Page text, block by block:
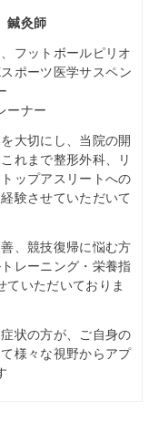
鍼灸師
フットボールピリオ
ポーツ医学サスペン
ーナー
大切にし、当院の開
れまで整形外科、リ
ップアスリートへの
験させていただいて
、競技復帰に悩む方
レーニング・栄養指
ていただいておりま
状の方が、ご自身の
様々な視野からアプ